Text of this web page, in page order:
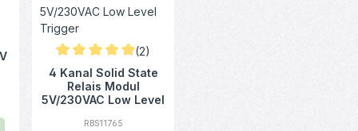
von 0 von 5 Sternen
Durchschnittliche Bewertung von 5 von 5 Sternen
(2)
4 Kanal Solid State
Relais Modul
5V/230VAC Low Level
RBS11765